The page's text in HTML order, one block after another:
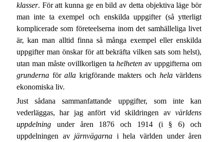
klasser. För att kunna ge en bild av detta objektiva läge bör
man inte ta exempel och enskilda uppgifter (så ytterligt
komplicerade som företeelserna inom det samhälleliga livet
är, kan man alltid finna så många exempel eller enskilda
uppgifter man önskar för att bekräfta vilken sats som helst),
utan man måste ovillkorligen tahelheten av uppgifterna om
grundernaföralla krigförande makters och helavärldens
ekonomiska liv.
Just sådana sammanfattande uppgifter, som inte kan
vederläggas, har jag anfört vid skildringen avvärldens
uppdelningunder åren 1876 och 1914 (i § 6) och
uppdelningen av järnvägarna i hela världen under åren